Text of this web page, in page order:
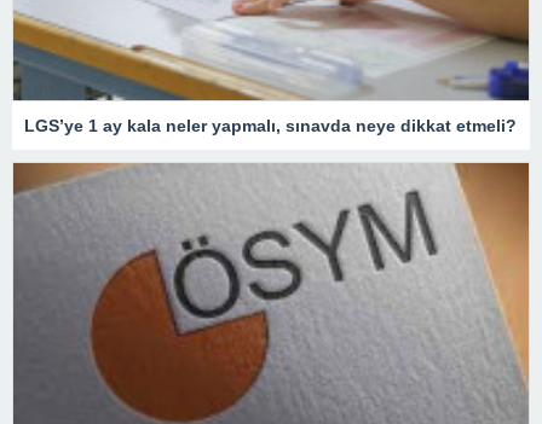
LGS’ye 1 ay kala neler yapmalı, sınavda neye dikkat etmeli?